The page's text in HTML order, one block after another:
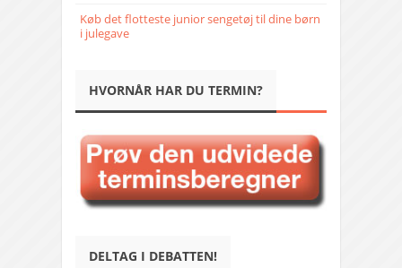
Køb det flotteste junior sengetøj til dine børn
i julegave
HVORNÅR HAR DU TERMIN?
DELTAG I DEBATTEN!